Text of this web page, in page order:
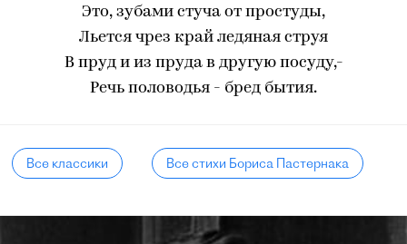
Это, зубами стуча от простуды,
Льется чрез край ледяная струя
В пруд и из пруда в другую посуду,-
Речь половодья - бред бытия.
Все классики Все стихи Бориса Пастернака